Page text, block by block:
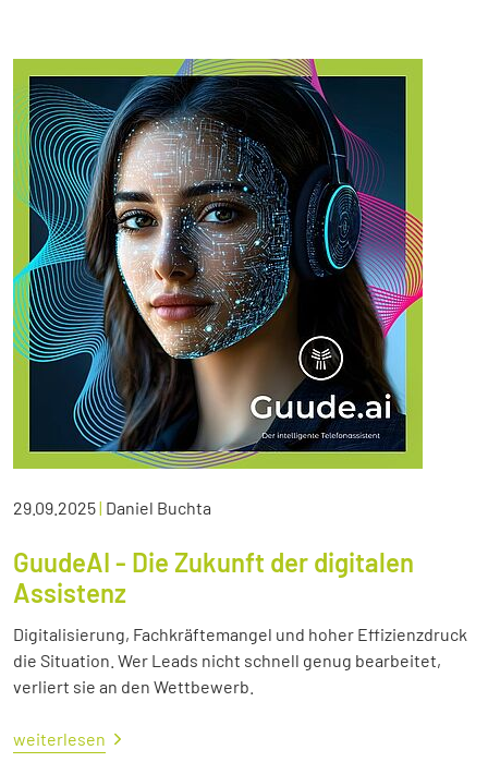
29.09.2025| Daniel Buchta
GuudeAI - Die Zukunft der digitalen
Assistenz
Digitalisierung, Fachkräftemangel und hoher Effizienzdruck
die Situation. Wer Leads nicht schnell genug bearbeitet,
verliert sie an den Wettbewerb.
weiterlesen